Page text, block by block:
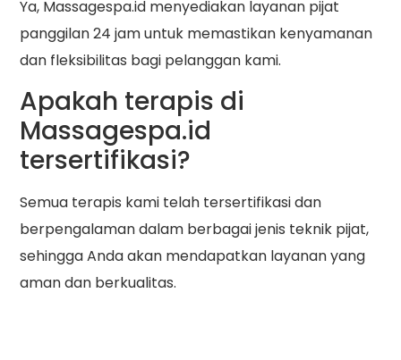
Ya, Massagespa.id menyediakan layanan pijat
panggilan 24 jam untuk memastikan kenyamanan
dan fleksibilitas bagi pelanggan kami.
Apakah terapis di
Massagespa.id
tersertifikasi?
Semua terapis kami telah tersertifikasi dan
berpengalaman dalam berbagai jenis teknik pijat,
sehingga Anda akan mendapatkan layanan yang
aman dan berkualitas.